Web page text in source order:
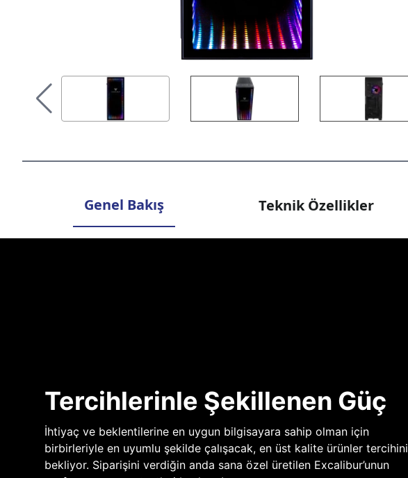
Genel Bakış Teknik Özellikler
Tercihlerinle Şekillenen Güç
İhtiyaç ve beklentilerine en uygun bilgisayara sahip olman için
birbirleriyle en uyumlu şekilde çalışacak, en üst kalite ürünler tercihini
bekliyor. Siparişini verdiğin anda sana özel üretilen Excalibur’unun